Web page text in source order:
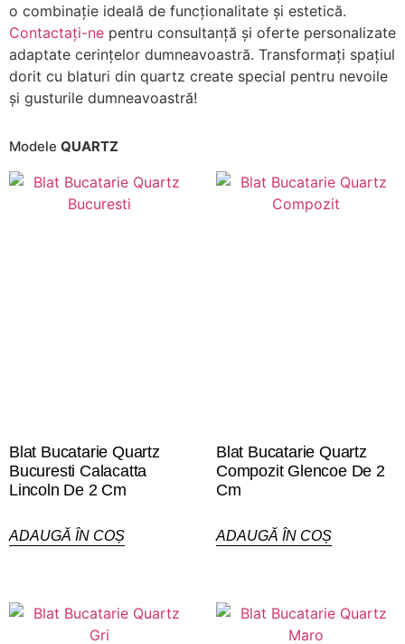
o combinație ideală de funcționalitate și estetică.
Contactați-ne pentru consultanță și oferte personalizate
adaptate cerințelor dumneavoastră. Transformați spațiul
dorit cu blaturi din quartz create special pentru nevoile
și gusturile dumneavoastră!
Modele QUARTZ
Blat Bucatarie Quartz
Bucuresti Calacatta
Lincoln De 2 Cm
ADAUGĂ ÎN COȘ
Blat Bucatarie Quartz
Compozit Glencoe De 2
Cm
ADAUGĂ ÎN COȘ